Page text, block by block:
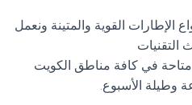
الإطارات القوية والمتينة ونعمل
التقنيات
في كافة مناطق الكويت